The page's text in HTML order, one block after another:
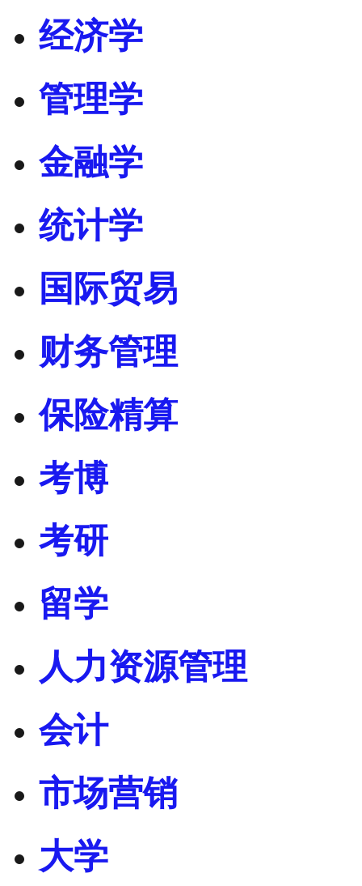
经济学
管理学
金融学
统计学
国际贸易
财务管理
保险精算
考博
考研
留学
人力资源管理
会计
市场营销
大学